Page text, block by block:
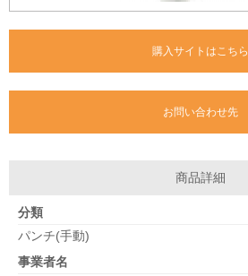
購入サイトはこちら
お問い合わせ先
商品詳細
分類
パンチ(手動)
事業者名